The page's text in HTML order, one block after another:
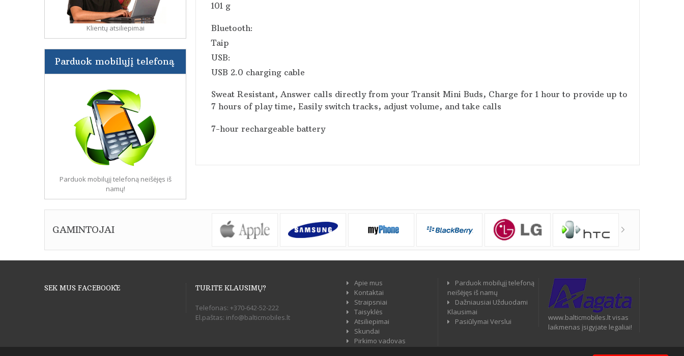
Klientų atsiliepimai
Parduok mobilųjį telefoną
Parduok mobilųjį telefoną neišėjęs iš
namų!
101 g
Bluetooth:
Taip
USB:
USB 2.0 charging cable
Sweat Resistant, Answer calls directly from your Transit Mini Buds, Charge for 1 hour to provide up to
7 hours of play time, Easily switch tracks, adjust volume, and take calls
7-hour rechargeable battery
GAMINTOJAI
SEK MUS FACEBOOK`E TURITE KLAUSIMŲ?
Telefonas: +370-642-52-222
El.paštas: info@balticmobiles.lt
Apie mus
Kontaktai
Straipsniai
Taisyklės
Atsiliepimai
Skundai
Pirkimo vadovas
Parduok mobilųjį telefoną
neišėjęs iš namų
Dažniausiai Užduodami
Klausimai
Pasiūlymai Verslui
www.balticmobiles.lt visas
laikmenas įsigyjate legaliai!